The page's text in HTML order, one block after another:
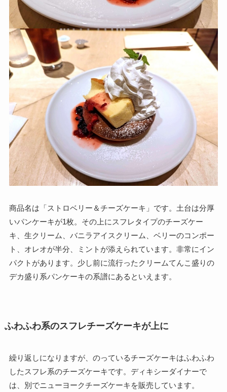
商品名は「ストロベリー＆チーズケーキ」です。土台は分厚
いパンケーキが1枚。その上にスフレタイプのチーズケー
キ、生クリーム、バニラアイスクリーム、ベリーのコンポー
ト、オレオが半分、ミントが添えられています。非常にイン
パクトがあります。少し前に流行ったクリームてんこ盛りの
デカ盛り系パンケーキの系譜にあるといえます。
ふわふわ系のスフレチーズケーキが上に
繰り返しになりますが、のっているチーズケーキはふわふわ
したスフレ系のチーズケーキです。ディキシーダイナーで
は、別でニューヨークチーズケーキを販売しています。